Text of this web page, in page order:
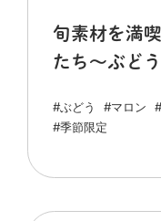
旬素材を満
たち～ぶど
#ぶどう #マロン
#季節限定